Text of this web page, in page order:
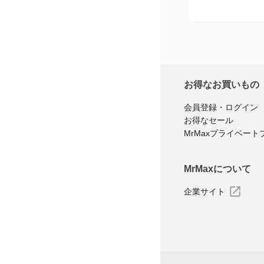
お得なお買いもの
会員登録・ログイン
お得なセール
MrMaxについて
企業サイト